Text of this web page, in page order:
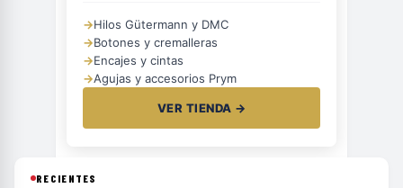
→Hilos Gütermann y DMC
→Botones y cremalleras
→Encajes y cintas
→Agujas y accesorios Prym
VER TIENDA →
RECIENTES